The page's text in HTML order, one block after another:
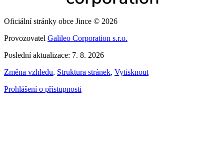
Oficiální stránky obce Jince © 2026
Provozovatel Galileo Corporation s.r.o.
Poslední aktualizace: 7. 8. 2026
Změna vzhledu, Struktura stránek, Vytisknout
Prohlášení o přístupnosti